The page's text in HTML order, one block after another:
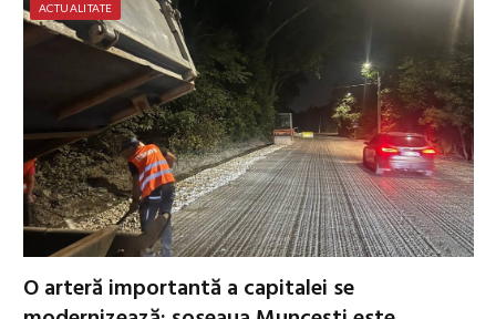
ACTUALITATE
O arteră importantă a capitalei se